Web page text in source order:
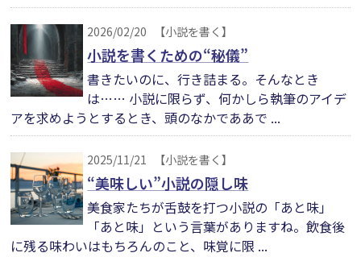
2026/02/20 【小説を書く】
小説を書くための“秘儀”
書きたいのに、行き詰まる。そんなとき
は…… 小説に限らず、何かしら執筆のアイデ
アを求めようとするとき、頭のなかでああで ...
2025/11/21 【小説を書く】
“美味しい”小説の隠し味
美食家たちが舌鼓を打つ小説の「あと味」
「あと味」という言葉がありますね。飲食後
に残る味わいはもちろんのこと、味覚に限 ...